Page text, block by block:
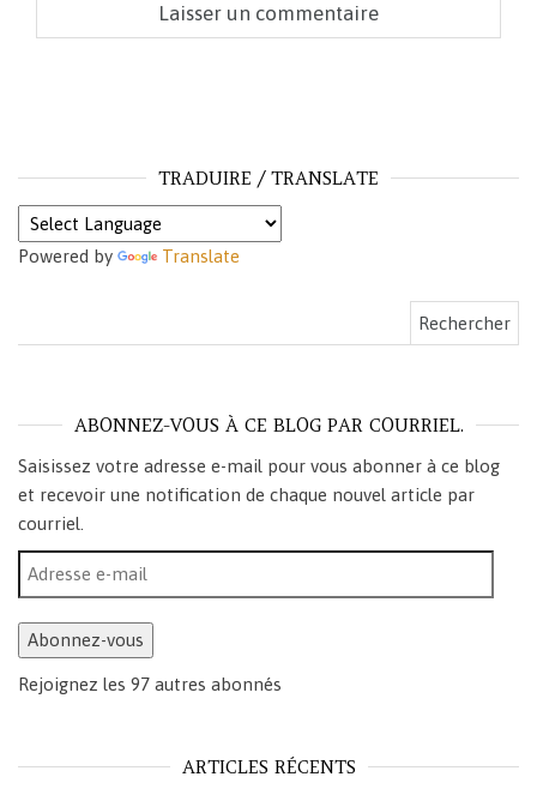
TRADUIRE / TRANSLATE
Powered by Translate
ABONNEZ-VOUS À CE BLOG PAR COURRIEL.
Saisissez votre adresse e-mail pour vous abonner à ce blog
et recevoir une notification de chaque nouvel article par
courriel.
Adresse e-mail
Abonnez-vous
Rejoignez les 97 autres abonnés
ARTICLES RÉCENTS